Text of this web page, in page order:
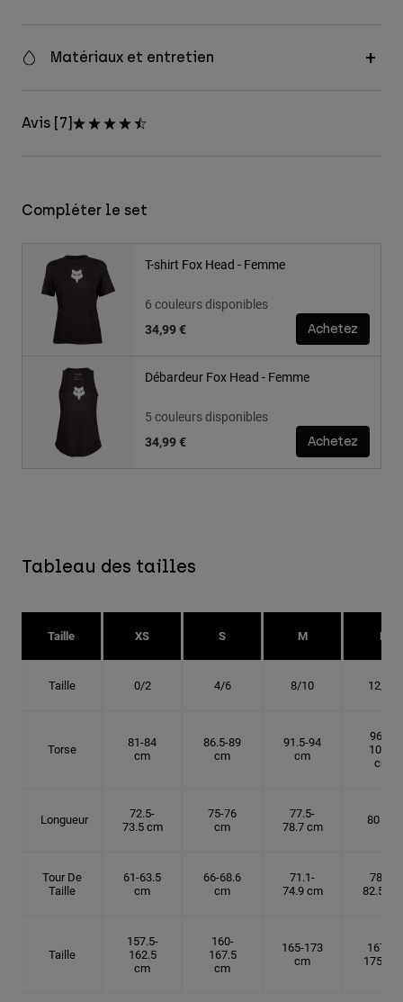
Matériaux et entretien
Avis [7]
Compléter le set
T-shirt Fox Head - Femme
6 couleurs disponibles
34,99 €
Achetez
Débardeur Fox Head - Femme
5 couleurs disponibles
34,99 €
Achetez
Tableau des tailles
Taille XS S M L
Taille 0/2 4/6 8/10 12/14
Torse
81-84
cm
86.5-89
cm
91.5-94
cm
96.5-
101.5
cm
Longueur
72.5-
73.5 cm
75-76
cm
77.5-
78.7 cm
80 cm
Tour De
Taille
61-63.5
cm
66-68.6
cm
71.1-
74.9 cm
78.7-
82.5 cm
Taille
157.5-
162.5
cm
160-
167.5
cm
165-173
cm
167.5-
175 cm